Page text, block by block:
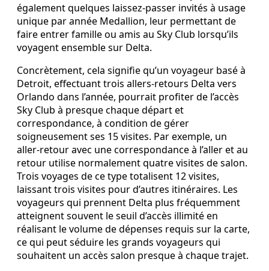
également quelques laissez-passer invités à usage
unique par année Medallion, leur permettant de
faire entrer famille ou amis au Sky Club lorsqu’ils
voyagent ensemble sur Delta.
Concrètement, cela signifie qu’un voyageur basé à
Detroit, effectuant trois allers‑retours Delta vers
Orlando dans l’année, pourrait profiter de l’accès
Sky Club à presque chaque départ et
correspondance, à condition de gérer
soigneusement ses 15 visites. Par exemple, un
aller‑retour avec une correspondance à l’aller et au
retour utilise normalement quatre visites de salon.
Trois voyages de ce type totalisent 12 visites,
laissant trois visites pour d’autres itinéraires. Les
voyageurs qui prennent Delta plus fréquemment
atteignent souvent le seuil d’accès illimité en
réalisant le volume de dépenses requis sur la carte,
ce qui peut séduire les grands voyageurs qui
souhaitent un accès salon presque à chaque trajet.